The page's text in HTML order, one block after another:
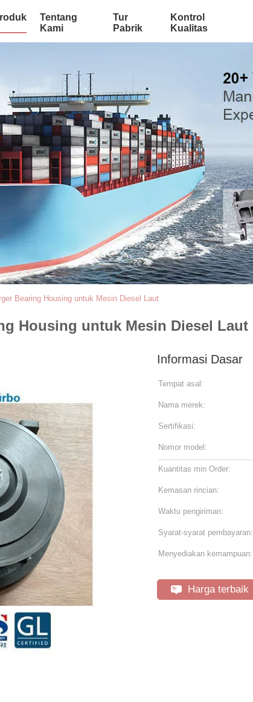
Tentang
Kami
Tur
Pabrik
Kontrol
Kualitas
Bearing Housing untuk Mesin Diesel Laut
Housing untuk Mesin Diesel Laut
Informasi Dasar
Tempat asal:
Nama merek:
Sertifikasi:
Nomor model:
Kuantitas min Order:
Kemasan rincian:
Waktu pengiriman:
Syarat-syarat pembayaran:
Menyediakan kemampuan:
Harga terbaik